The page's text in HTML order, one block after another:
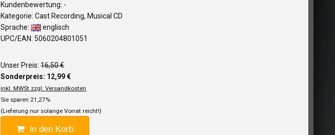
Kundenbewertung: -
Kategorie: Cast Recording, Musical CD
Sprache:
englisch
UPC/EAN: 5060204801051
Unser Preis:16,50 €
Sonderpreis: 12,99 €
inkl. MWSt zzgl. Versandkosten
Sie sparen 21,27%
(Lieferung nur solange Vorrat reicht!)
in den Korb